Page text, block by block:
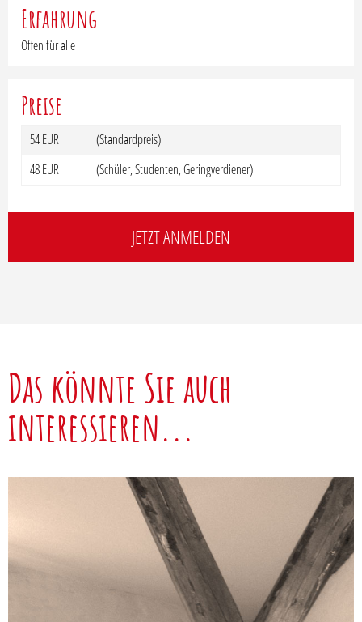
Erfahrung
Offen für alle
Preise
54 EUR
(Standardpreis)
48 EUR
(Schüler, Studenten, Geringverdiener)
JETZT ANMELDEN
Das könnte Sie auch
interessieren...